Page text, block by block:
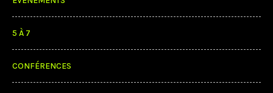
5 À 7
CONFÉRENCES